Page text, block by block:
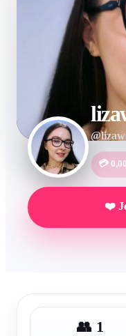
💳
❤️
👥 1